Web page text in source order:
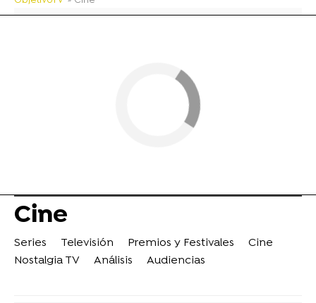
Cine
Series Televisión Premios y Festivales
Cine
Nostalgia TV
Análisis Audiencias